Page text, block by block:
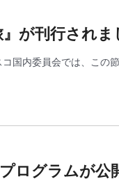
が刊行されま
国内委員会では、この
ログラムが公